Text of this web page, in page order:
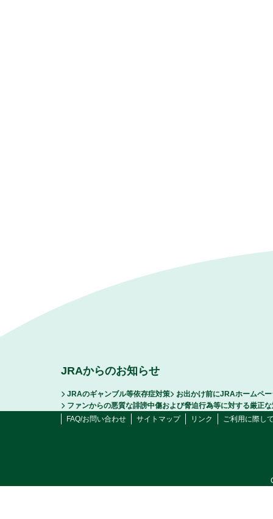
JRAからのお知らせ
JRAのギャンブル等依存症対策
お出かけ前にJRAホームペ
ファンからの悪質な誹謗中傷および脅迫行為等に対する厳正
FAQ/お問い合わせ
サイトマップ リンク ご利用に際し